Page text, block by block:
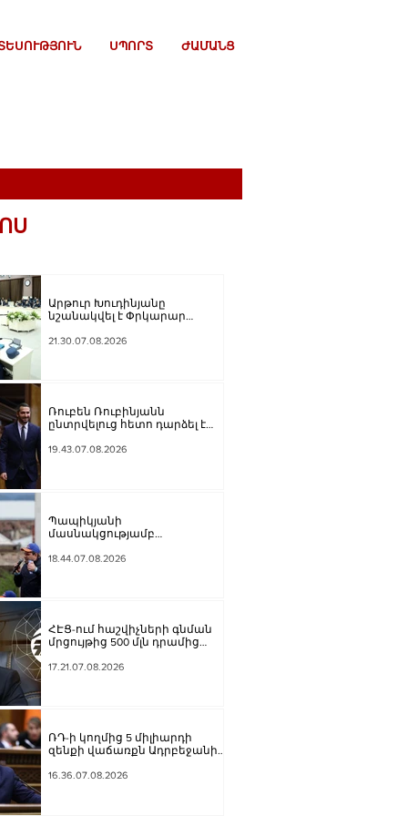
ՍՊՈՐՏ ԺԱՄԱՆՑ
Արթուր Խուդինյանը
նշանակվել է Փրկարար
տեղակալ
21.30.07.08.2026
Ռուբեն Ռուբինյանն
ընտրվելուց հետո դարձել է
ամենաերիտասարդ
19.43.07.08.2026
Պապիկյանի
մասնակցությամբ
դեպքի նախաքննությունն
18.44.07.08.2026
ՀԷՑ-ում հաշվիչների գնման
մրցույթից 500 մլն դրամից
արձանագրվել
17.21.07.08.2026
ՌԴ-ի կողմից 5 միլիարդի
զենքի վաճառքն Ադրբեջանին
սպառնալի՞ք էր, թե՞
16.36.07.08.2026